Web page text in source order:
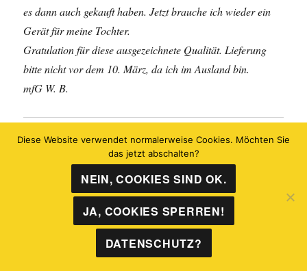
Wir nutzen Google Analytics, um die Leistung unserer Webseite
zu prüfen.
AKZEPTIEREN
ABLEHNEN
es dann auch gekauft haben. Jetzt brauche ich wieder ein
Gerät für meine Tochter.
Gratulation für diese ausgezeichnete Qualität. Lieferung
bitte nicht vor dem 10. März, da ich im Ausland bin.
mfG W. B.
Feedback bekamen wir auch von Jens G. am
11.12.2011:
Hallo Herr Henkel,
meinem neuen Golf 4, habe ich lange gesucht,
und bin über Google auf die Website von Kontec gestoßen.
Den ganzen billigen Kram aus Fernost und die Hausmittel
Diese Website verwendet normalerweise Cookies. Möchten Sie
das jetzt abschalten?
NEIN, COOKIES SIND OK.
JA, COOKIES SPERREN!
DATENSCHUTZ?